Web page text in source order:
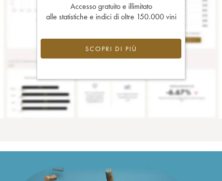
Accesso gratuito e illimitato
alle statistiche e indici di oltre 150.000 vini
SCOPRI DI PIÙ